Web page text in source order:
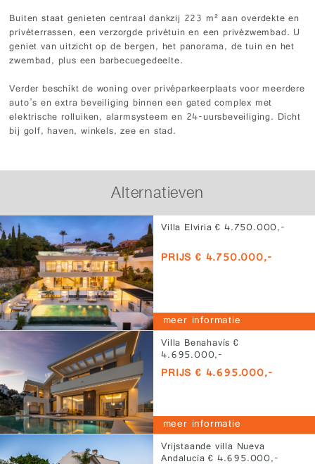
Buiten staat genieten centraal dankzij 223 m² aan overdekte en
privéterrassen, een verzorgde privétuin en een privézwembad. U
geniet van uitzicht op de bergen, het panorama, de tuin en het
zwembad, plus een barbecuegedeelte.
Verder beschikt de woning over privéparkeerplaats voor meerdere
auto’s en extra beveiliging binnen een gated complex met
elektrische rolluiken, alarmsysteem en 24-uursbeveiliging. Dicht
bij golf, haven, winkels, zee en stad.
Alternatieven
Villa Elviria € 4.750.000,-
PRIJS € 4.750.000,-
meer informatie
Villa Benahavís €
4.695.000,-
PRIJS € 4.695.000,-
meer informatie
Vrijstaande villa Nueva
Andalucía € 4.695.000,-